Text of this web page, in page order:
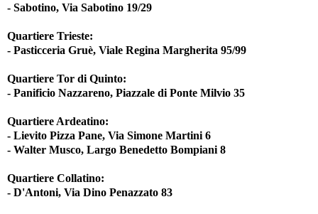
- Sabotino, Via Sabotino 19/29
Quartiere Trieste:
- Pasticceria Gruè, Viale Regina Margherita 95/99
Quartiere Tor di Quinto:
- Panificio Nazzareno, Piazzale di Ponte Milvio 35
Quartiere Ardeatino:
- Lievito Pizza Pane, Via Simone Martini 6
- Walter Musco, Largo Benedetto Bompiani 8
Quartiere Collatino:
- D'Antoni, Via Dino Penazzato 83